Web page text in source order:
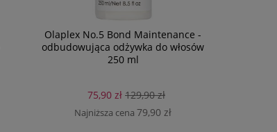
Olaplex No.5 Bond Maintenance -
odbudowująca odżywka do włosów
250 ml
75,90 zł 129,90 zł
Najniższa cena 79,90 zł